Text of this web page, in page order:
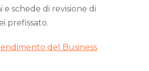
schede di revisione di
prefissato.
del Business